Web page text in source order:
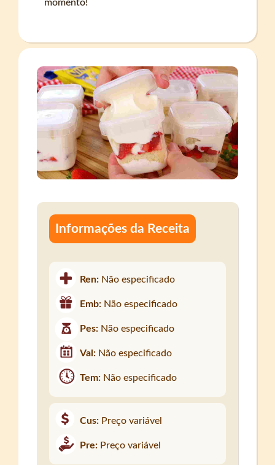
momento!
Informações da Receita
Ren: Não especificado
Emb: Não especificado
Pes: Não especificado
Val: Não especificado
Tem: Não especificado
Cus: Preço variável
Pre: Preço variável